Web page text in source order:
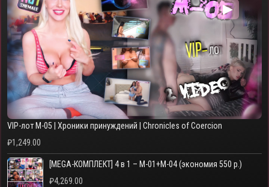
▶
VIP-лот M-05 | Хроники принуждений | Chronicles of Coercion
₽1,249.00
[MEGA-КОМПЛЕКТ] 4 в 1 – M-01+M-04 (экономия 550 р.)
₽4,269.00